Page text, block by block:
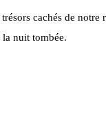
cachés de
nuit tombée.